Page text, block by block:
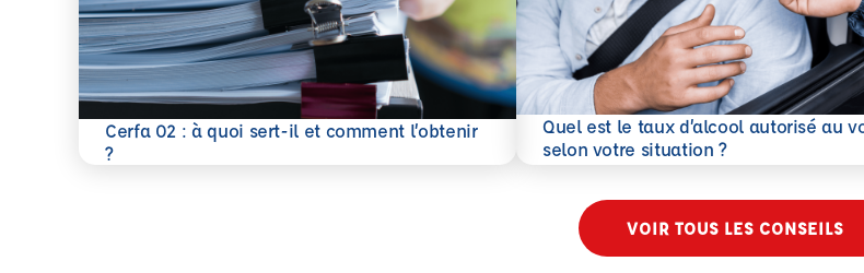
Cerfa 02 : à quoi sert-il et comment l’obtenir
?
En savoir plus
Quel est le taux d’alcool autorisé au
selon votre situation ?
En savoir plus
VOIR TOUS LES CONSEILS